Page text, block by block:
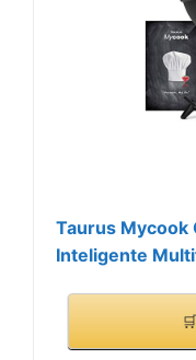
Taurus Mycook
Inteligente